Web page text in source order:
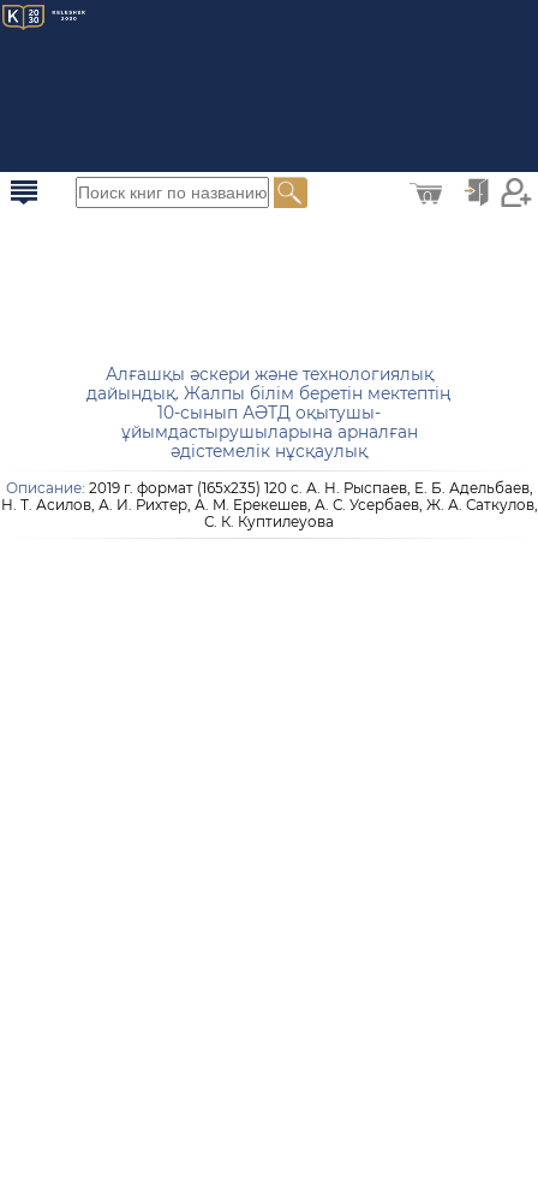
0
Алғашқы әскери және технологиялық
дайындық. Жалпы білім беретін мектептің
10-сынып АӘТД оқытушы-
ұйымдастырушыларына арналған
әдістемелік нұсқаулық
Описание: 2019 г. формат (165х235) 120 с. А. Н. Рыспаев, Е. Б. Адельбаев,
Н. Т. Асилов, А. И. Рихтер, А. М. Ерекешев, А. С. Усербаев, Ж. А. Саткулов,
С. К. Куптилеуова